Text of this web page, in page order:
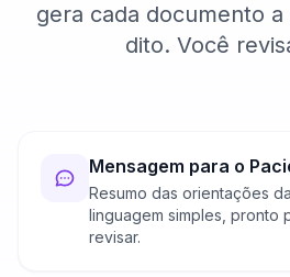
gera cada documento
dito. Você
Mensagem para o
Resumo das orientações
linguagem simples, pronto
revisar.